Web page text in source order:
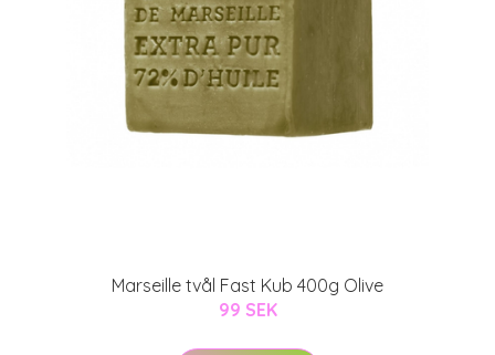
Marseille tvål Fast Kub 400g Olive
99 SEK